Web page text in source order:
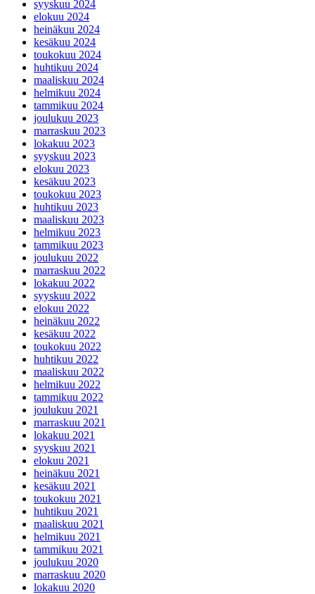
syyskuu 2024
elokuu 2024
heinäkuu 2024
kesäkuu 2024
toukokuu 2024
huhtikuu 2024
maaliskuu 2024
helmikuu 2024
tammikuu 2024
joulukuu 2023
marraskuu 2023
lokakuu 2023
syyskuu 2023
elokuu 2023
kesäkuu 2023
toukokuu 2023
huhtikuu 2023
maaliskuu 2023
helmikuu 2023
tammikuu 2023
joulukuu 2022
marraskuu 2022
lokakuu 2022
syyskuu 2022
elokuu 2022
heinäkuu 2022
kesäkuu 2022
toukokuu 2022
huhtikuu 2022
maaliskuu 2022
helmikuu 2022
tammikuu 2022
joulukuu 2021
marraskuu 2021
lokakuu 2021
syyskuu 2021
elokuu 2021
heinäkuu 2021
kesäkuu 2021
toukokuu 2021
huhtikuu 2021
maaliskuu 2021
helmikuu 2021
tammikuu 2021
joulukuu 2020
marraskuu 2020
lokakuu 2020